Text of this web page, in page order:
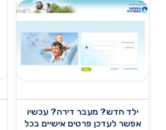
ילד חדש? מעבר דירה? עכשיו
אפשר לעדכן פרטים אישיים בכל